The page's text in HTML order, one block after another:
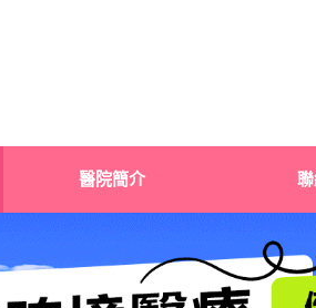
醫院簡介